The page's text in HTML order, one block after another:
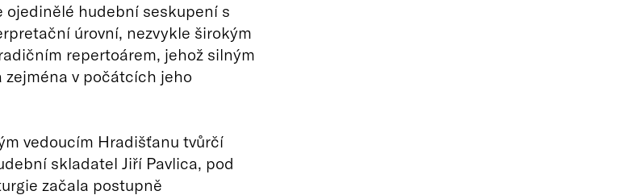
ojedinělé hudební seskupení s
úrovní, nezvykle širokým
repertoárem, jehož silným
v počátcích jeho
vedoucím Hradišťanu tvůrčí
skladatel Jiří Pavlica, pod
začala postupně